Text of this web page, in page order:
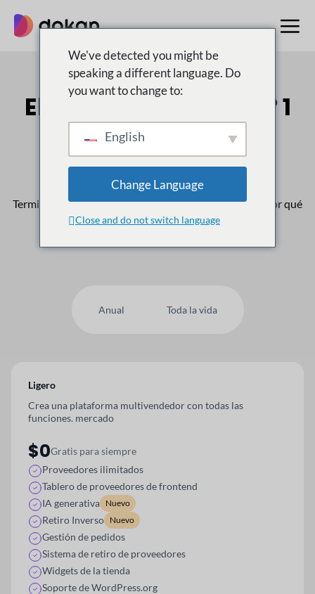
contenido
El multiproveedor n.º 1
Mercado para
WordPress
Terminado 50,000Los clientes confían en nosotros, ¿por qué
usted no?
Anual Toda la vida
Ligero
Crea una plataforma multivendedor con todas las
funciones. mercado
$0Gratis para siempre
Proveedores ilimitados
Tablero de proveedores de frontend
IA generativa Nuevo
Retiro Inverso Nuevo
Gestión de pedidos
Sistema de retiro de proveedores
Widgets de la tienda
Soporte de WordPress.org
We've detected you might be
speaking a different language. Do
you want to change to:
English
Change Language
Close and do not switch language